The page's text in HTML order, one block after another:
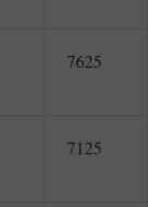
7625
7125